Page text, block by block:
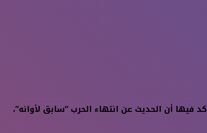
فيها أن الحديث عن انتهاء الحرب “سابق لأوانه”،